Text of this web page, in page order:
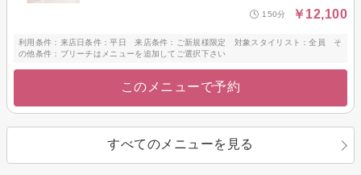
150分 ￥12,100
利用条件：来店日条件：平日 来店条件：ご新規様限定 対象スタイリスト：全員 そ
の他条件：ブリーチはメニューを追加してご選択下さい
このメニューで予約
すべてのメニューを見る